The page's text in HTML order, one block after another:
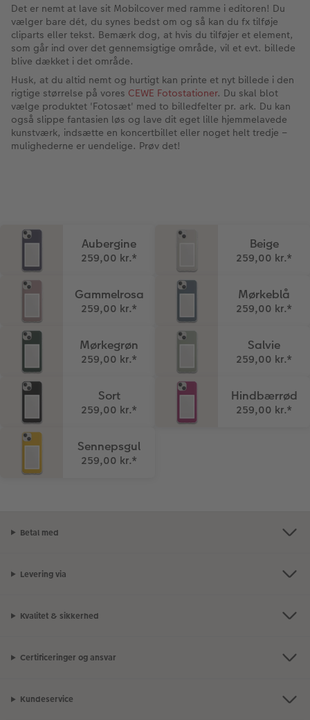
Det er nemt at lave sit Mobilcover med ramme i editoren! Du
vælger bare dét, du synes bedst om og så kan du fx tilføje
cliparts eller tekst. Bemærk dog, at hvis du tilføjer et element,
som går ind over det gennemsigtige område, vil et evt. billede
blive dækket i det område.
Husk, at du altid nemt og hurtigt kan printe et nyt billede i den
rigtige størrelse på vores CEWE Fotostationer. Du skal blot
vælge produktet 'Fotosæt' med to billedfelter pr. ark. Du kan
også slippe fantasien løs og lave dit eget lille hjemmelavede
kunstværk, indsætte en koncertbillet eller noget helt tredje –
mulighederne er uendelige. Prøv det!
Aubergine
259,00 kr.*
Beige
259,00 kr.*
Gammelrosa
259,00 kr.*
Mørkeblå
259,00 kr.*
Mørkegrøn
259,00 kr.*
Salvie
259,00 kr.*
Sort
259,00 kr.*
Hindbærrød
259,00 kr.*
Sennepsgul
259,00 kr.*
Betal med
Levering via
Kvalitet & sikkerhed
Certificeringer og ansvar
Kundeservice